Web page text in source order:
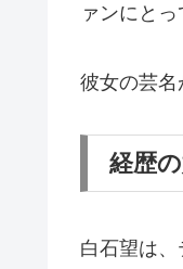
ァンにと
彼女の芸名
経歴
白石望は